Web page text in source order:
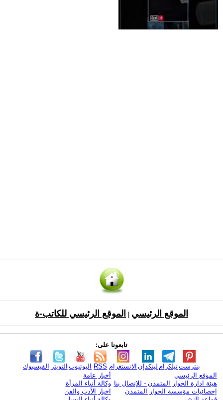
الموقع الرئيسي الموقع الرئيسي للكاتب-ة
تابعونا على:
الفيسبوك التويتر اليوتيوب RSS الانستغرام لينكدإن تيلكرامبنترست
الموقع الرئيسي
هيئة ادارة الحوار المتمدن - للإتصال بنا
إحصائيات مؤسسة الحوار المتمدن
أخبار عامة
وكالة أنباء المرأة
اخبار الأدب والفن